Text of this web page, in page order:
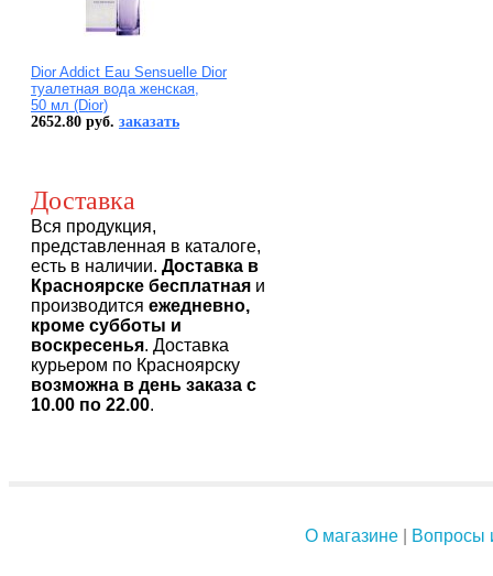
Dior Addict Eau Sensuelle Dior
туалетная вода женская,
50 мл (Dior)
2652.80 руб. заказать
Доставка
Вся продукция,
представленная в каталоге,
есть в наличии. Доставка в
Красноярске бесплатная и
производится ежедневно,
кроме субботы и
воскресенья. Доставка
курьером по Красноярску
возможна в день заказа с
10.00 по 22.00.
О магазине| Вопросы